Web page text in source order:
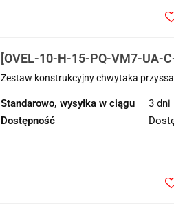
[OVEL-10-H-15-PQ-VM7-UA-
Zestaw konstrukcyjny
Zestaw konstrukcyjny chwytaka
Standarowo, wysyłka w ciągu
3 dni
Dostępność